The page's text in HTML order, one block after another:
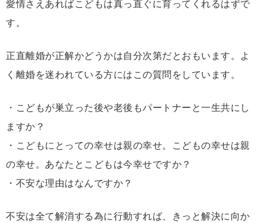
愛情さえあればこどもは真っ直ぐに育ってくれるはずで
す。
正直離婚が正解かどうかは自分次第だとおもいます。よ
く離婚を迷われている方にはこの質問をしています。
・こどもが巣立った後や老後もパートナーと一生共にし
ますか？
・こどもにとっての幸せは親の幸せ。こどもの幸せは親
の幸せ。あなたとこどもは今幸せですか？
・不安な理由はなんですか？
不安は全て解消する為に行動すれば、きっと解決に向か